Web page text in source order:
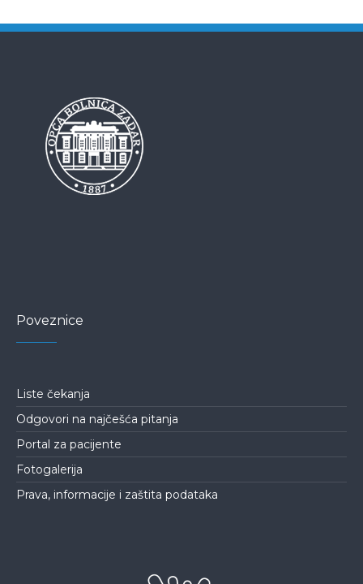
Poveznice
Liste čekanja
Odgovori na najčešća pitanja
Portal za pacijente
Fotogalerija
Prava, informacije i zaštita podataka